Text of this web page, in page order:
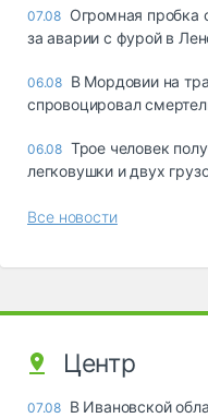
07.08 Огромная пробка
за аварии с фурой в
06.08 В Мордовии на
спровоцировал
06.08 Трое человек
легковушки и двух
Все новости
Центр
07.08 В Ивановской